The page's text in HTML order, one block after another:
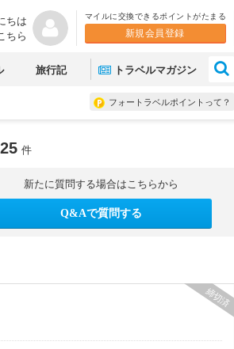
ちは
ちら
マイルに交換できるポイントがたまる
新規会員登録
旅行記 トラベルマガジン
フォートラベルポイントって？
25 件
新たに質問する場合はこちらから
Q&Aで質問する
締切済